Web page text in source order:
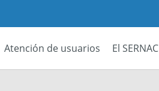
Atención de usuarios El SERNAC